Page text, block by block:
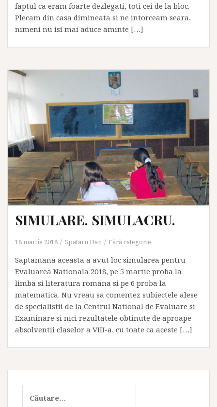
faptul ca eram foarte dezlegati, toti cei de la bloc.
Plecam din casa dimineata si ne intorceam seara,
nimeni nu isi mai aduce aminte […]
SIMULARE. SIMULACRU.
18 martie 2018 Spataru Dan Fără categorie
Saptamana aceasta a avut loc simularea pentru
Evaluarea Nationala 2018, pe 5 martie proba la
limba si literatura romana si pe 6 proba la
matematica. Nu vreau sa comentez subiectele alese
de specialistii de la Centrul National de Evaluare si
Examinare si nici rezultatele obtinute de aproape
absolventii claselor a VIII-a, cu toate ca aceste […]
după: